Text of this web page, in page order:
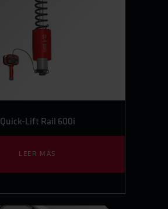
Quick-Lift Rail 600i
LEER MÁS